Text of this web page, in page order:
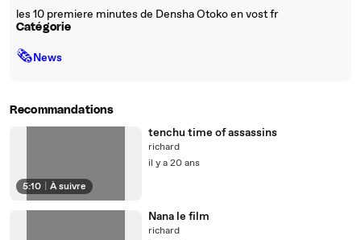
les 10 premiere minutes de Densha Otoko en vost fr
Catégorie
🗞News
Recommandations
5:10 À suivre
tenchu time of assassins
richard
il y a 20 ans
Nana le film
richard